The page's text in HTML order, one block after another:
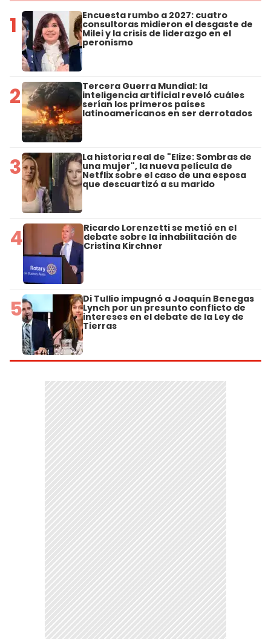
1 Encuesta rumbo a 2027: cuatro
consultoras midieron el desgaste de
Milei y la crisis de liderazgo en el
peronismo
2 Tercera Guerra Mundial: la
inteligencia artificial reveló cuáles
serían los primeros países
latinoamericanos en ser derrotados
3 La historia real de "Elize: Sombras de
una mujer", la nueva película de
Netflix sobre el caso de una esposa
que descuartizó a su marido
4 Ricardo Lorenzetti se metió en el
debate sobre la inhabilitación de
Cristina Kirchner
5 Di Tullio impugnó a Joaquín Benegas
Lynch por un presunto conflicto de
intereses en el debate de la Ley de
Tierras